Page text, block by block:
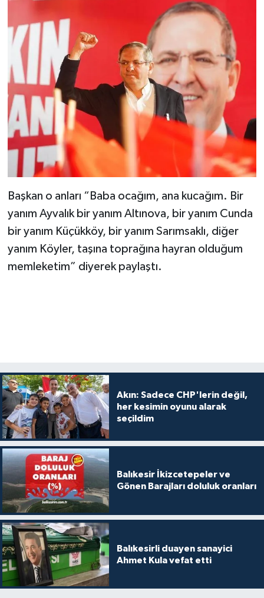
Başkan o anları “Baba ocağım, ana kucağım. Bir
yanım Ayvalık bir yanım Altınova, bir yanım Cunda
bir yanım Küçükköy, bir yanım Sarımsaklı, diğer
yanım Köyler, taşına toprağına hayran olduğum
memleketim” diyerek paylaştı.
Akın: Sadece CHP'lerin değil,
her kesimin oyunu alarak
seçildim
Balıkesir İkizcetepeler ve
Gönen Barajları doluluk oranları
Balıkesirli duayen sanayici
Ahmet Kula vefat etti